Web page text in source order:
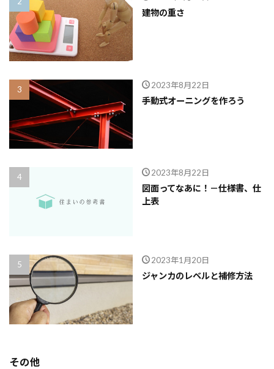
建物の重さ
2023年8月22日
手動式オーニングを作ろう
2023年8月22日
図面ってなあに！－仕様書、仕
上表
2023年1月20日
ジャンカのレベルと補修方法
その他